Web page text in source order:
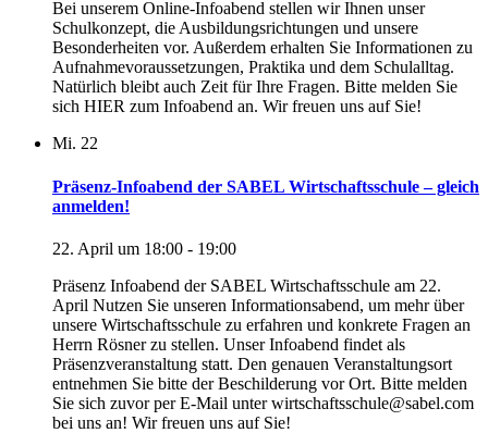
Bei unserem Online-Infoabend stellen wir Ihnen unser
Schulkonzept, die Ausbildungsrichtungen und unsere
Besonderheiten vor. Außerdem erhalten Sie Informationen zu
Aufnahmevoraussetzungen, Praktika und dem Schulalltag.
Natürlich bleibt auch Zeit für Ihre Fragen. Bitte melden Sie
sich HIER zum Infoabend an. Wir freuen uns auf Sie!
Mi. 22
Präsenz-Infoabend der SABEL Wirtschaftsschule – gleich
anmelden!
22. April um 18:00 - 19:00
Präsenz Infoabend der SABEL Wirtschaftsschule am 22.
April Nutzen Sie unseren Informationsabend, um mehr über
unsere Wirtschaftsschule zu erfahren und konkrete Fragen an
Herrn Rösner zu stellen. Unser Infoabend findet als
Präsenzveranstaltung statt. Den genauen Veranstaltungsort
entnehmen Sie bitte der Beschilderung vor Ort. Bitte melden
Sie sich zuvor per E-Mail unter wirtschaftsschule@sabel.com
bei uns an! Wir freuen uns auf Sie!